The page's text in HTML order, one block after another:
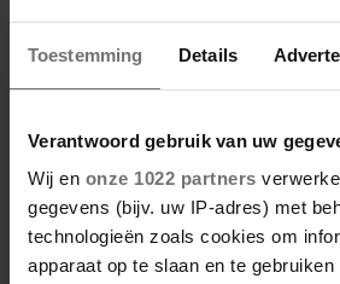
Toestemming Details
Verantwoord gebruik van uw
Wij en onze 1022 partners
gegevens (bijv. uw IP-adres) met
technologieën zoals cookies om
apparaat op te slaan en te